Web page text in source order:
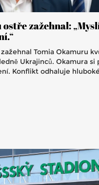
zažehnal:
Tomia Okamuru
Ukrajinců. Okamura si
Konflikt odhaluje